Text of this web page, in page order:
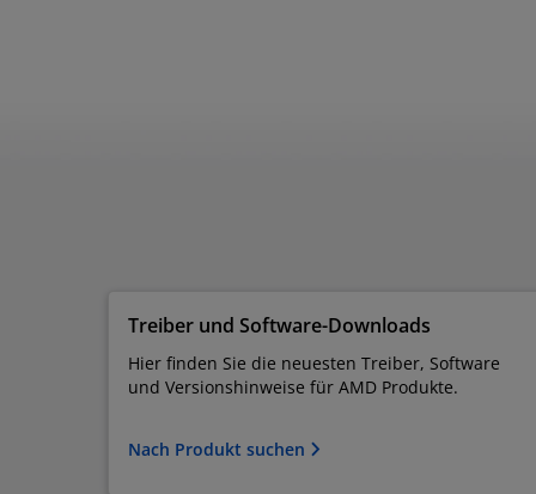
Treiber und Software-Downloads
Hier finden Sie die neuesten Treiber, Software
und Versionshinweise für AMD Produkte.
Nach Produkt suchen